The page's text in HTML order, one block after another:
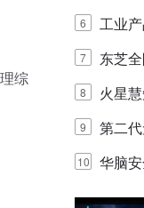
综
E IQ
6
工业
的实
7
东芝
y，以
体验
8
火星
代的
9
第二
网创
10
华脑
赛 工